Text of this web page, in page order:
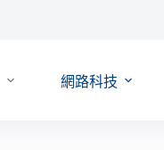
網路科技